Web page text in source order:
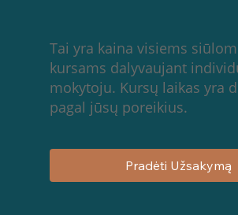
​Tai yra kaina visiems
kursams dalyvaujant
mokytoju. Kursų laikas yra
pagal jūsų poreikius.
Pradėti Užsakymą